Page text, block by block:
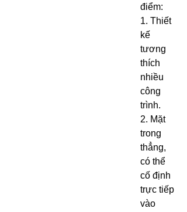
điểm:
1. Thiết
kế
tương
thích
nhiều
công
trình.
2. Mặt
trong
thẳng,
có thể
cố định
trực tiếp
vào